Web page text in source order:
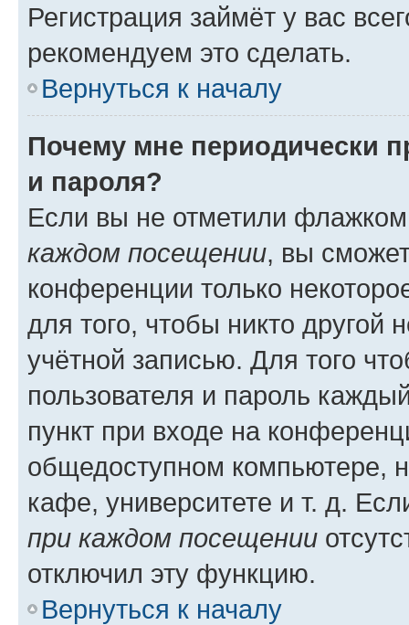
Регистрация займёт у вас
рекомендуем это сделать.
Вернуться к началу
Почему мне периодически
и пароля?
Если вы не отметили
каждом посещении, вы
конференции только
для того, чтобы никто другой
учётной записью. Для того
пользователя и пароль
пункт при входе на
общедоступном компьютере,
кафе, университете и т. д.
при каждом посещении
отключил эту функцию.
Вернуться к началу